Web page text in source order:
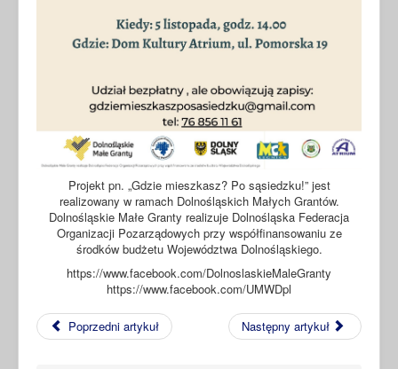
Projekt pn. „Gdzie mieszkasz? Po sąsiedzku!” jest
realizowany w ramach Dolnośląskich Małych Grantów.
Dolnośląskie Małe Granty realizuje Dolnośląska Federacja
Organizacji Pozarządowych przy współfinansowaniu ze
środków budżetu Województwa Dolnośląskiego.
https://www.facebook.com/DolnoslaskieMaleGranty
https://www.facebook.com/UMWDpl
Poprzedni artykuł Następny artykuł